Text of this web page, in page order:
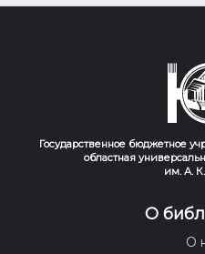
Государственное бюджетное
областная
им. А.
О
О